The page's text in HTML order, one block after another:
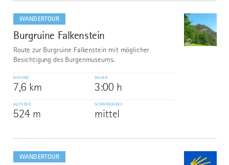
WANDERTOUR
6
Burgruine Falkenstein
©
Route zur Burgruine Falkenstein mit möglicher
Besichtigung des Burgenmuseums.
DISTANZ
7,6 km
DAUER
3:00 h
AUFSTIEG
524 m
SCHWIERIGKEIT
mittel
dazu
WANDERTOUR
dazu